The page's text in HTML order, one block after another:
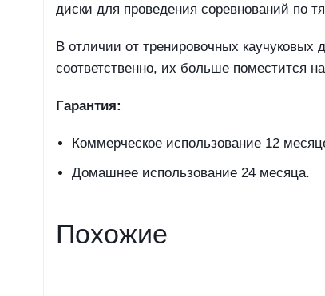
диски для проведения соревнований по
В отличии от тренировочных
соответственно, их больше поместится
Гарантия:
Коммерческое использование 12
Домашнее использование 24 месяца.
Похожие